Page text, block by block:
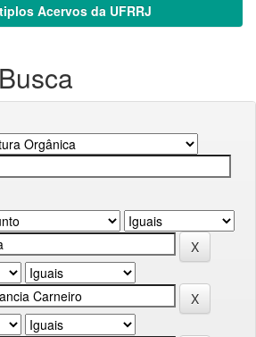
Acervos da UFRRJ